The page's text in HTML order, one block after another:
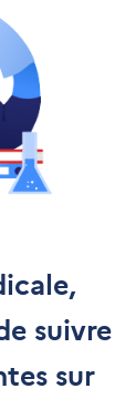
suivre
sur